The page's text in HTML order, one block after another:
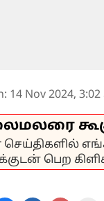
: 14 Nov 2024, 3:02
செய்திகளில்
பெற